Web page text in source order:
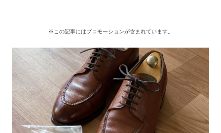
※この記事にはプロモーションが含まれています。